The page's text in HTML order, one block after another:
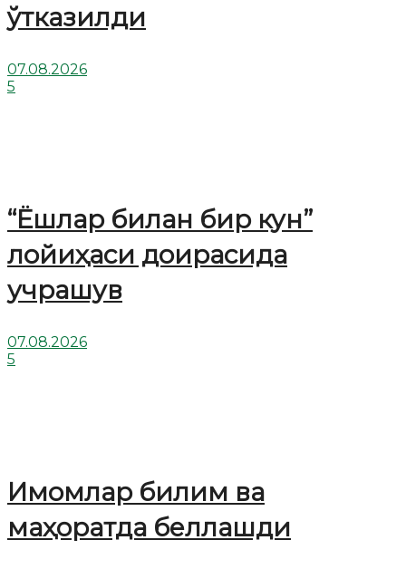
ўтказилди
07.08.2026
5
“Ёшлар билан бир кун”
лойиҳаси доирасида
учрашув
07.08.2026
5
Имомлар билим ва
маҳоратда беллашди